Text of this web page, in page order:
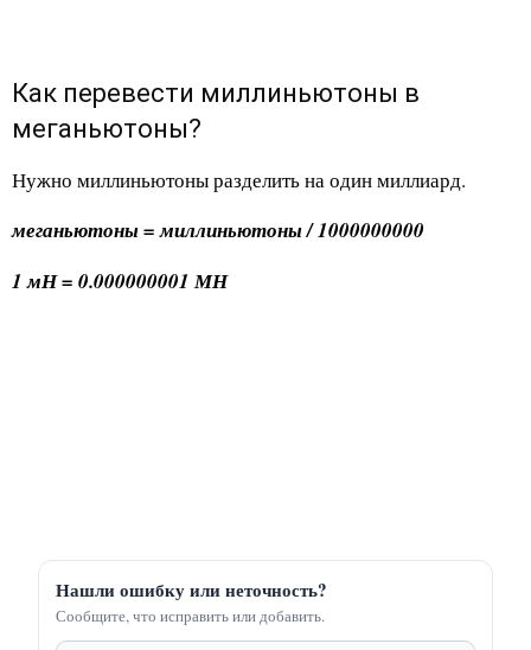
Как перевести миллиньютоны в
меганьютоны?
Нужно миллиньютоны разделить на один миллиард.
меганьютоны = миллиньютоны / 1000000000
1 мН = 0.000000001 МН
Нашли ошибку или неточность?
Сообщите, что исправить или добавить.